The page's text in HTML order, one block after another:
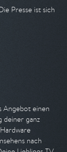
Presse ist sich
Angebot einen
deiner ganz
nach